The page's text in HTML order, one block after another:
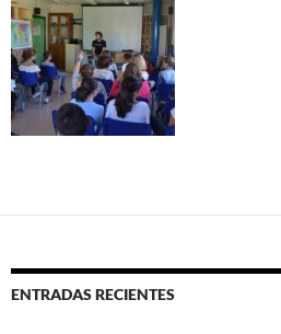
ENTRADAS RECIENTES